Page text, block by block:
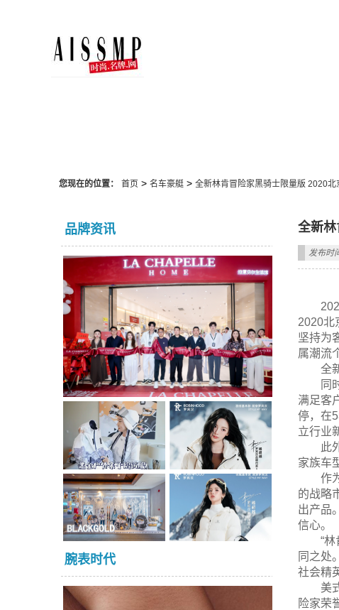
您现在的位置： 首页> 名车豪艇> 全新林肯冒险家黑骑士限量版 2020北
品牌资讯
腕表时代
全新
发布时
2020北
坚持为
属潮流
全
同
满足客
停，在
立行业
此
家族车
作
的战略
出产品
信心。
“
同之处
社会精
美
险家荣